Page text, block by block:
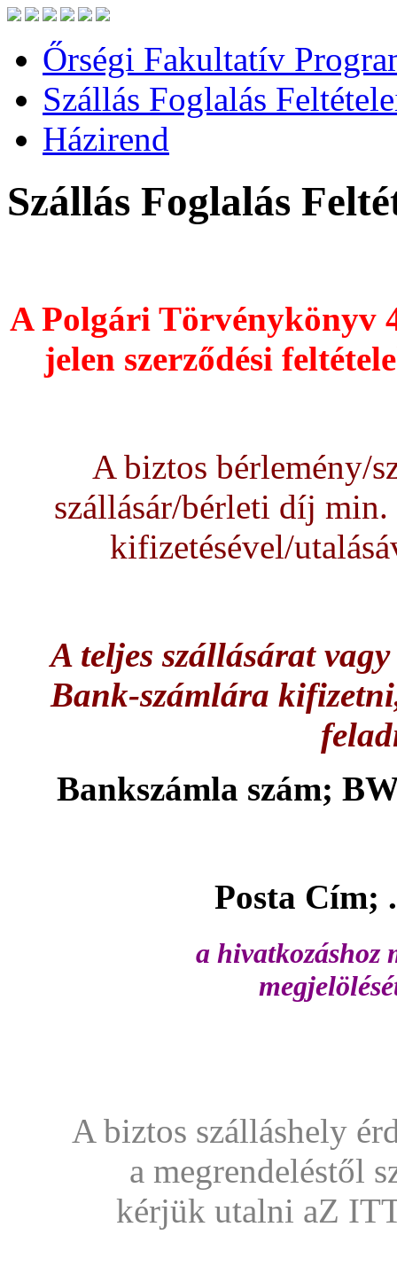
Őrségi Fakultatív
Szállás Foglalás
Házirend
Szállás Foglalás
A Polgári Törvénykönyv
jelen szerződési
A biztos bérlemény/
szállásár/bérleti díj min.
kifizetésével/
A teljes szállásárat
Bank-számlára
Bankszámla szám;
Posta Cím;
a hivatkozáshoz
A biztos szálláshely
a megrendeléstől
kérjük utalni aZ